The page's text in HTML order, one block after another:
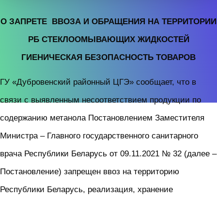
О ЗАПРЕТЕ ВВОЗА И ОБРАЩЕНИЯ НА ТЕРРИТОРИИ
РБ СТЕКЛООМЫВАЮЩИХ ЖИДКОСТЕЙ
ГИЕНИЧЕСКАЯ БЕЗОПАСНОСТЬ ТОВАРОВ
ГУ «Дубровенский районный ЦГЭ» сообщает, что в
связи с выявленным несоответствием продукции по
содержанию метанола Постановлением Заместителя
Министра – Главного государственного санитарного
врача Республики Беларусь от 09.11.2021 № 32 (далее –
Постановление) запрещен ввоз на территорию
Республики Беларусь, реализация, хранение